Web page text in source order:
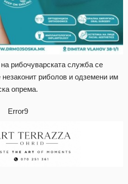
рибочуварската служба се
риболов и одземени им
опрема.
Error9